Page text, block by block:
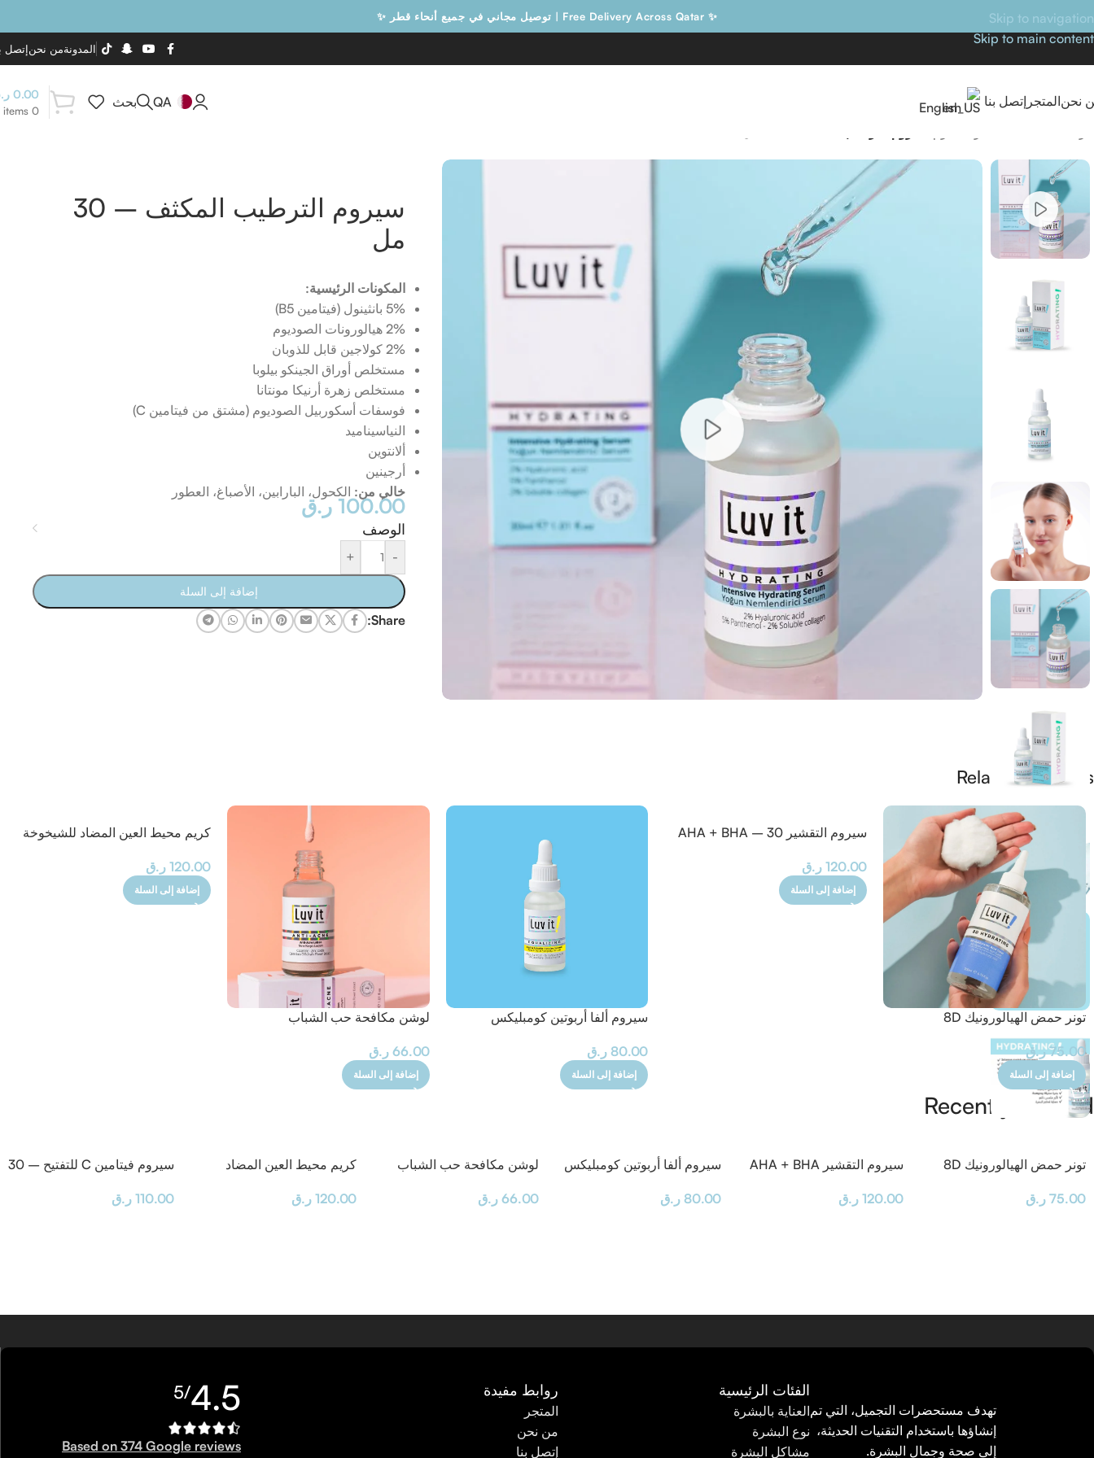
✨ Free Delivery Across Qatar | توصيل مجاني في جميع أنحاء قطر ✨
Skip to navigation
Skip to main content
المدونةمن نحنإتصل
نحنالمتجر إتصل بنا English
QA بحث
0
items
0.00
سيروم الترطيب المكثف – 30
مل
المكونات الرئيسية:
5% بانثينول (فيتامين B5)
2% هيالورونات الصوديوم
2% كولاجين قابل للذوبان
مستخلص أوراق الجينكو بيلوبا
مستخلص زهرة أرنيكا مونتانا
فوسفات أسكوربيل الصوديوم (مشتق من فيتامين C)
النياسيناميد
ألانتوين
أرجينين
خالي من: الكحول، البارابين، الأصباغ، العطور
100.00 ر.ق
الوصف
-
+
إضافة إلى السلة
Share:
Related Products
تونر حمض الهيالورونيك 8D
75.00 ر.ق
إضافة إلى السلة
سيروم التقشير AHA + BHA – 30
120.00 ر.ق
إضافة إلى السلة
سيروم ألفا أربوتين كومبليكس
80.00 ر.ق
إضافة إلى السلة
لوشن مكافحة حب الشباب
66.00 ر.ق
إضافة إلى السلة
كريم محيط العين المضاد للشيخوخة
120.00 ر.ق
إضافة إلى السلة
Recently Viewed
تونر حمض الهيالورونيك 8D
75.00 ر.ق
سيروم التقشير AHA + BHA
120.00 ر.ق
سيروم ألفا أربوتين كومبليكس
80.00 ر.ق
لوشن مكافحة حب الشباب
66.00 ر.ق
كريم محيط العين المضاد
120.00 ر.ق
سيروم فيتامين C للتفتيح – 30
110.00 ر.ق
تهدف مستحضرات التجميل، التي تم
إنشاؤها باستخدام التقنيات الحديثة،
إلى صحة وجمال البشرة.
الفئات الرئيسية
العناية بالبشرة
نوع البشرة
مشاكل البشرة
روابط مفيدة
المتجر
من نحن
إتصل بنا
4.5
/5
Based on 374 Google reviews